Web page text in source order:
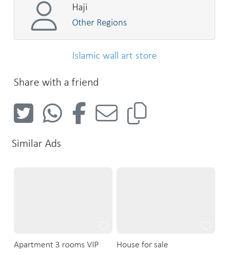
Haji
Other Regions
Islamic wall art store
Share with a friend
Similar Ads
Apartment 3 rooms VIP House for sale